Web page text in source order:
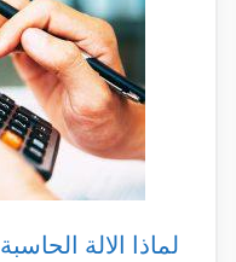
لماذا الالة الحاسبة casio